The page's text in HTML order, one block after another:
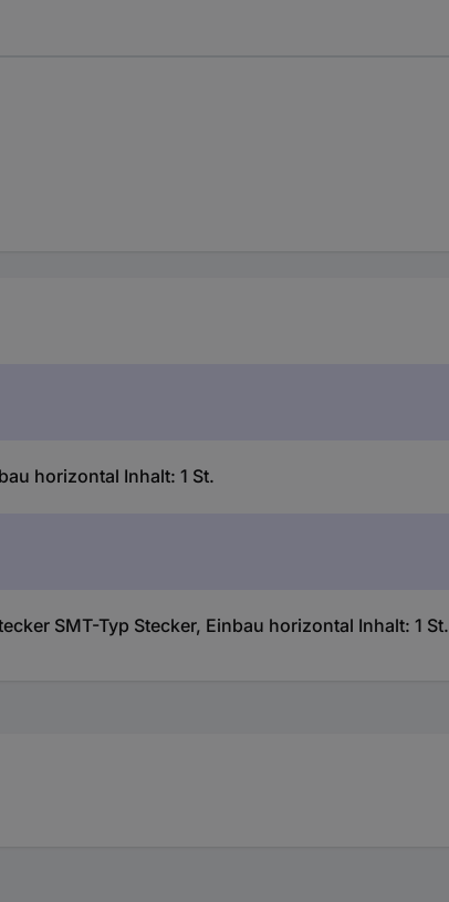
horizontal Inhalt: 1 St.
SMT-Typ Stecker, Einbau horizontal Inhalt: 1 St.